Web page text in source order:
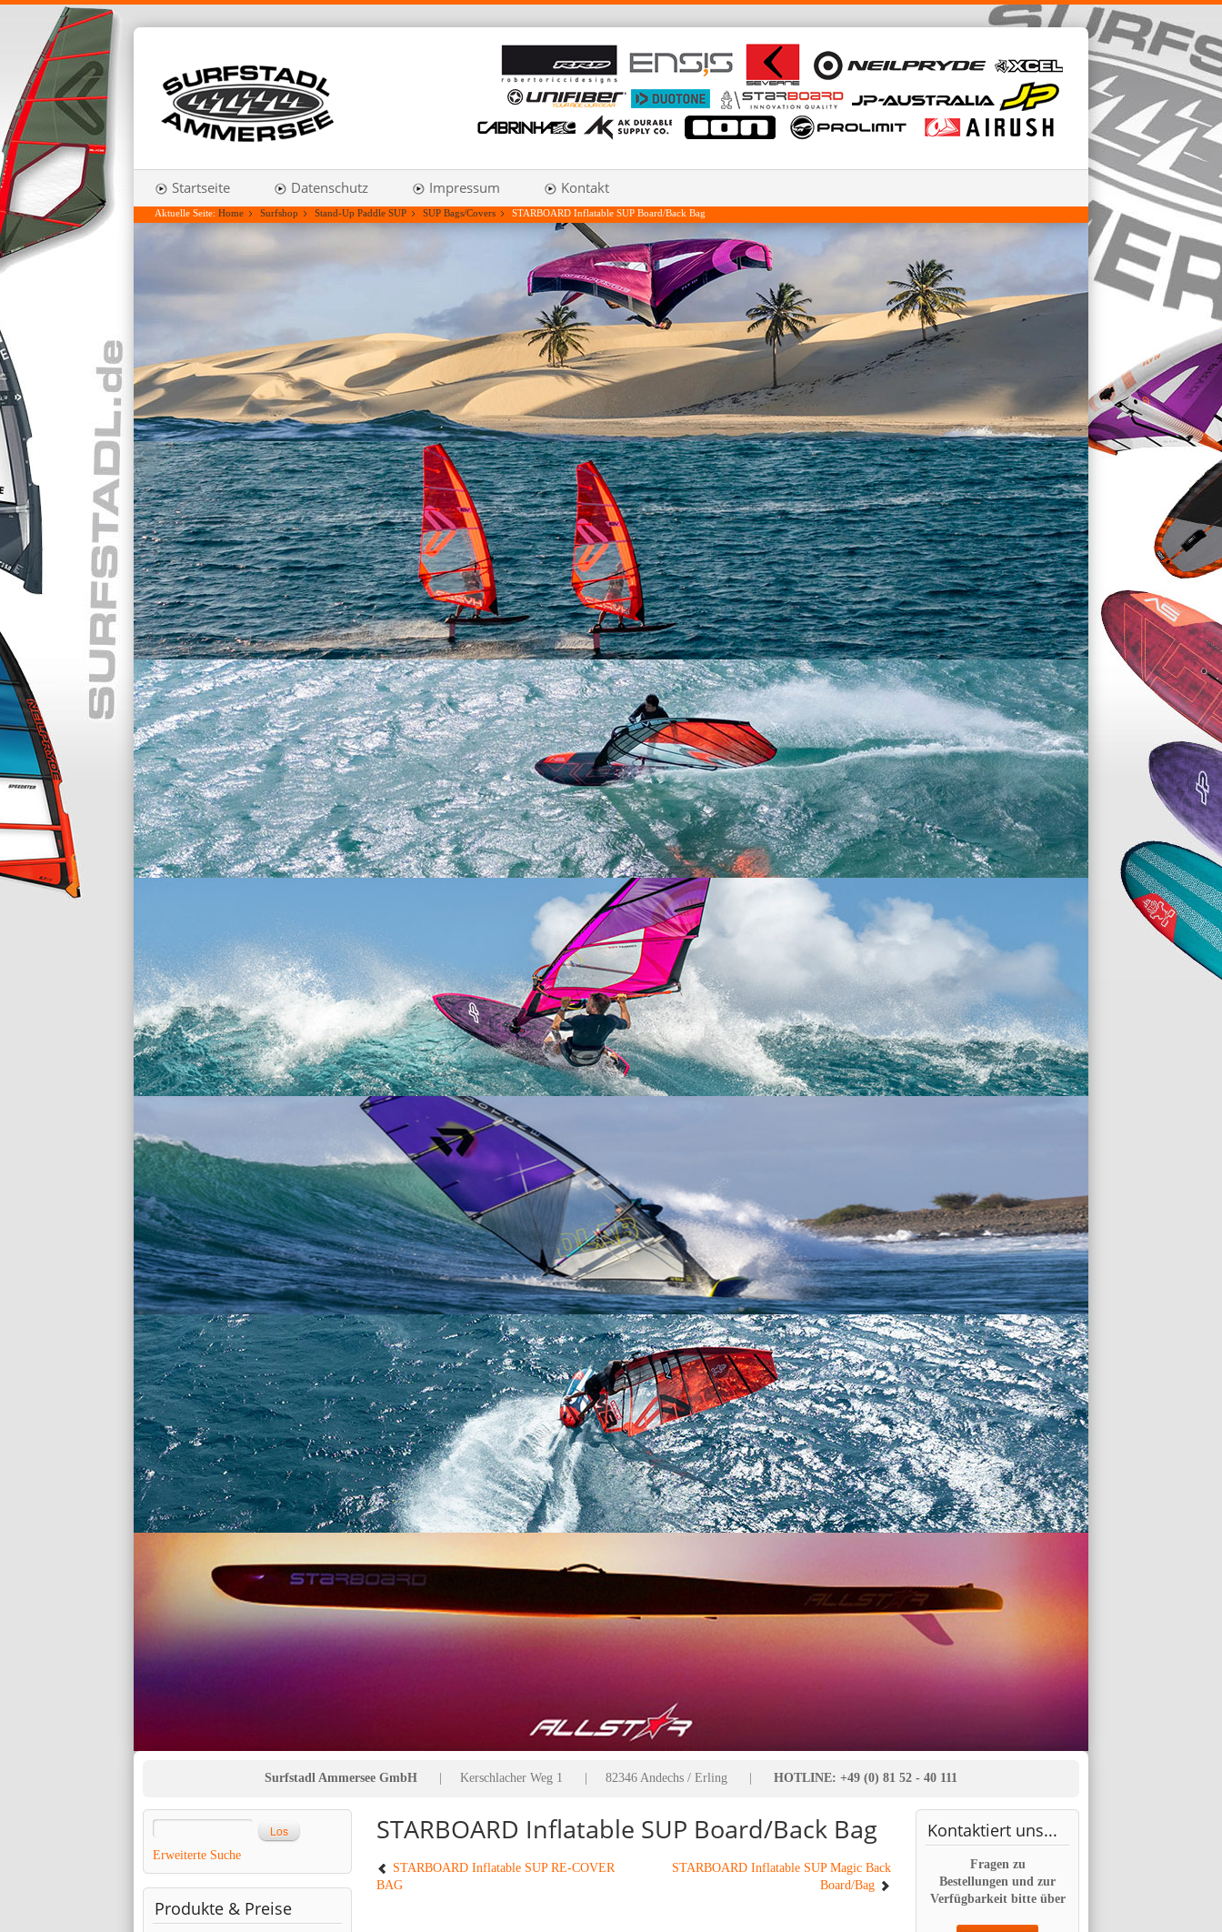
Startseite Datenschutz Impressum Kontakt
Aktuelle Seite: Home Surfshop Stand-Up Paddle SUP SUP Bags/Covers STARBOARD Inflatable SUP Board/Back Bag
Surfstadl Ammersee GmbH | Kerschlacher Weg 1 | 82346 Andechs / Erling | HOTLINE: +49 (0) 81 52 - 40 111
Erweiterte Suche
Produkte & Preise
Kontaktiert uns...
Fragen zu
Bestellungen und zur
Verfügbarkeit bitte über
STARBOARD Inflatable SUP Board/Back Bag
STARBOARD Inflatable SUP RE-COVER
BAG
STARBOARD Inflatable SUP Magic Back
Board/Bag